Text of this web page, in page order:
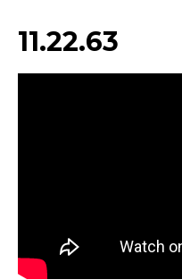
11.22.63